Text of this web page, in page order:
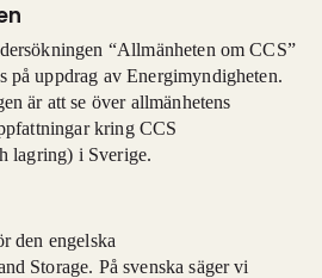
“Allmänheten om CCS”
på uppdrag av Energimyndigheten.
är att se över allmänhetens
kring CCS
lagring) i Sverige.
den engelska
Storage. På svenska säger vi